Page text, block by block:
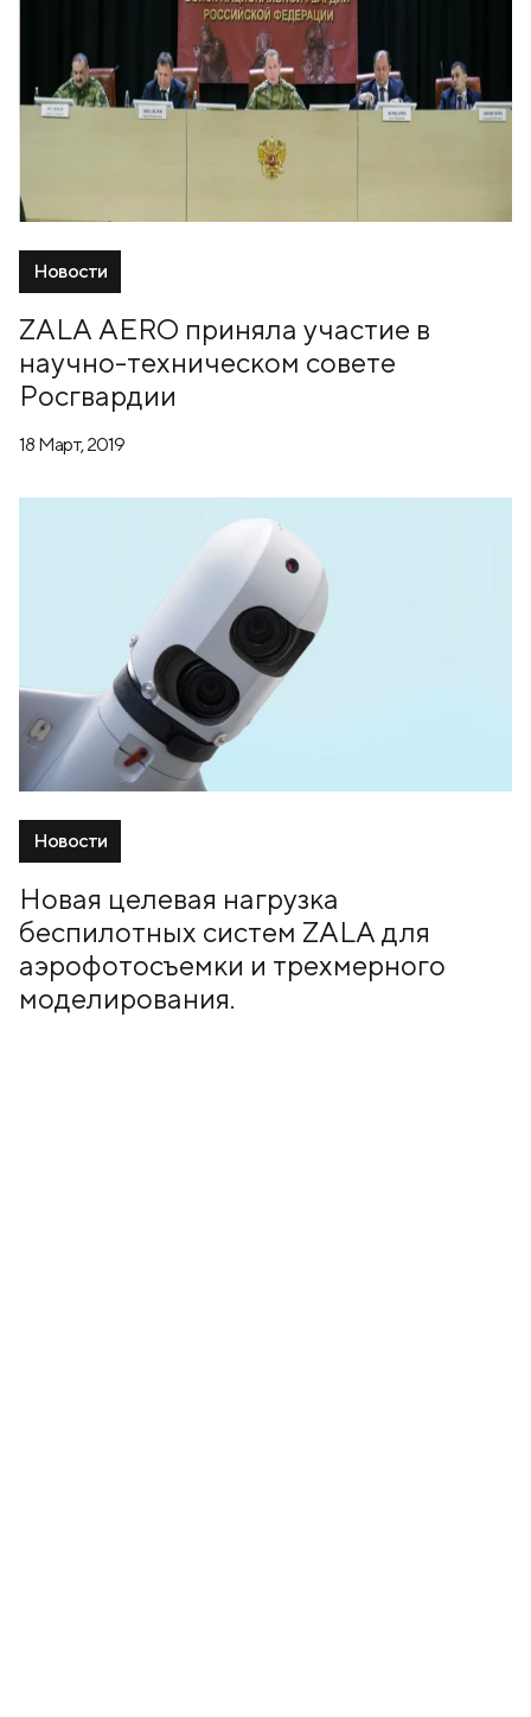
Новости
ZALA AERO приняла участие в
научно-техническом совете
Росгвардии
18 Март, 2019
Новости
Новая целевая нагрузка
беспилотных систем ZALA для
аэрофотосъемки и трехмерного
моделирования.